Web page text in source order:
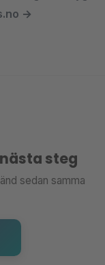
→
steg
sedan samma